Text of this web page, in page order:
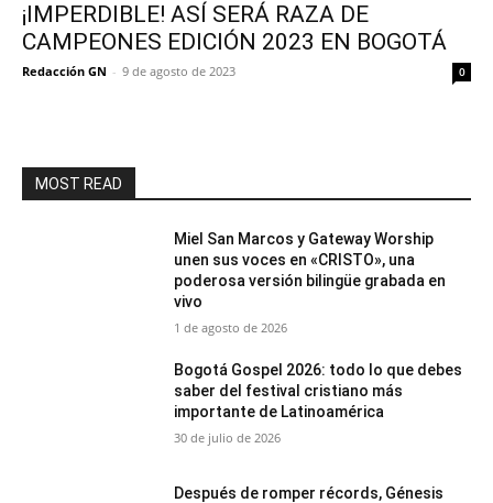
¡IMPERDIBLE! ASÍ SERÁ RAZA DE
CAMPEONES EDICIÓN 2023 EN BOGOTÁ
Redacción GN - 9 de agosto de 2023 0
MOST READ
Miel San Marcos y Gateway Worship
unen sus voces en «CRISTO», una
poderosa versión bilingüe grabada en
vivo
1 de agosto de 2026
Bogotá Gospel 2026: todo lo que debes
saber del festival cristiano más
importante de Latinoamérica
30 de julio de 2026
Después de romper récords, Génesis